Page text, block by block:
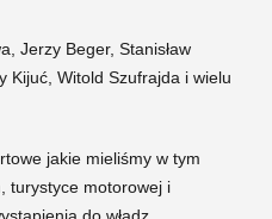
Jerzy Beger, Stanisław
Kijuć, Witold Szufrajda i wielu
jakie mieliśmy w tym
turystyce motorowej i